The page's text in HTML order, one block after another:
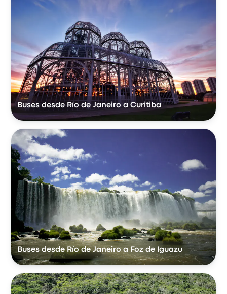
Buses desde Río de Janeiro a Curitiba
Buses desde Río de Janeiro a Foz de Iguazu